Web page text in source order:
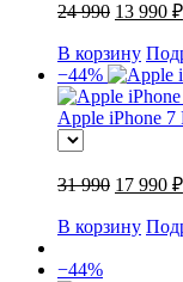
24 990 13 990 ₽
В корзину
−44%
Apple iPhone 7
31 990 17 990 ₽
В корзину
−44%